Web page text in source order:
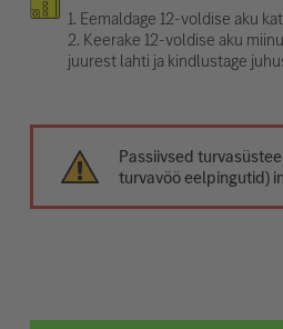
1. Eemaldage 12-voldise aku
2. Keerake 12-voldise aku
juurest lahti ja kindlustage
Passiivsed
turvavöö eelpingutid)